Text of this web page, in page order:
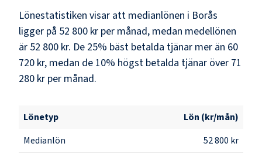
Lönestatistiken visar att medianlönen i Borås
ligger på 52 800 kr per månad, medan medellönen
är 52 800 kr. De 25% bäst betalda tjänar mer än 60
720 kr, medan de 10% högst betalda tjänar över 71
280 kr per månad.
Lönetyp
Lön (kr/mån)
Medianlön
52 800 kr